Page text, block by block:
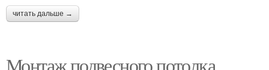
читать дальше →